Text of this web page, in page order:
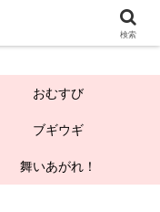
おむすび
ブギウギ
舞いあがれ！
検索